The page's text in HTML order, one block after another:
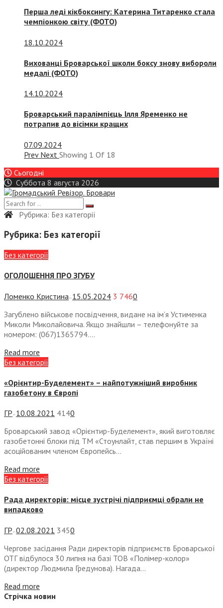
Перша леді кікбоксингу: Катерина Титаренко стала
чемпіонкою світу (ФОТО)
18.10.2024
Вихованці Броварської школи боксу знову вибороли
медалі (ФОТО)
14.10.2024
Броварський паралімпієць Ілля Яременко не
потрапив до вісімки кращих
07.09.2024
Prev Next Showing 1 Of 18
Сьогодні
Суббота 8 августа 2026
Рубрика: Без категорії
Рубрика: Без категорії
Без категорії
ОГОЛОШЕННЯ ПРО ЗГУБУ
Ломенко Кристина — 15.05.2024 3 7460
Загублено військове посвідчення, видане на ім’я Устименка
Миколи Миколайовича. Якщо знайшли – телефонуйте за
номером: (067)1365794....
Read more
Без категорії
«Орієнтир-Буделемент» – найпотужніший виробник
газобетону в Європі
ГР — 10.08.2021 4140
Броварський завод «Орієнтир-Буделемент», який виготовляє
газобетонні блоки під ТМ «Стоунлайт, став першим в Україні
асоційованим членом Європейсь...
Read more
Без категорії
Рада директорів: місце зустрічі підприємці обрали не
випадково
ГР —02.08.2021 3450
Чергове засідання Ради директорів підприємств Броварської
ОТГ відбулося 30 липня на базі ТОВ «Полімер-колор»
(директор Людмила Гредунова). Нагада...
Read more
Стрічка новин